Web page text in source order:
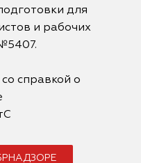
для
и рабочих
справкой о